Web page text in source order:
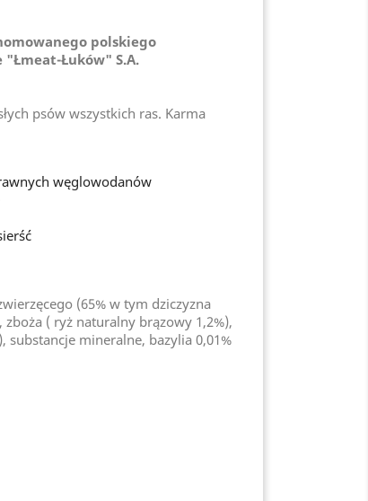
polskiego
"Łmeat-Łuków" S.A.
psów wszystkich ras. Karma
węglowodanów
(65% w tym dziczyzna
zboża ( ryż naturalny brązowy 1,2%),
substancje mineralne, bazylia 0,01%